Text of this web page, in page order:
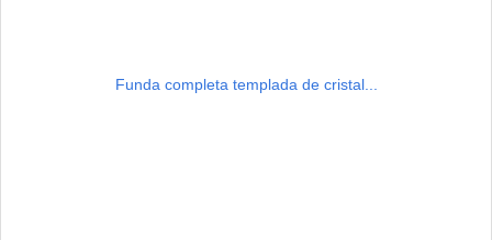
Funda completa templada de cristal...